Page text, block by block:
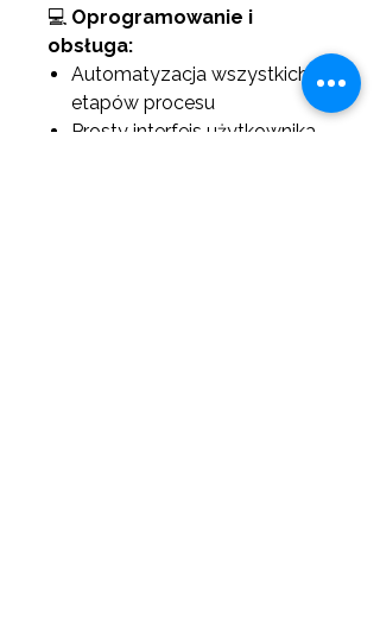
💻 Oprogramowanie i
obsługa:
Automatyzacja wszystkich
etapów procesu
Prosty interfejs użytkownika